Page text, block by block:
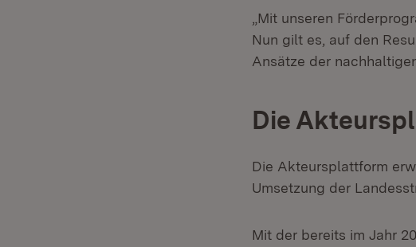
„Mit unseren
Nun gilt es, auf den
Ansätze der
Die
Die Akteursplattform
Umsetzung der
Mit der bereits im Jahr